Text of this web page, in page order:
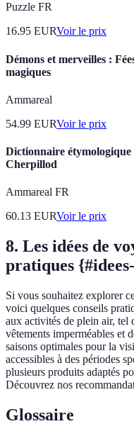
Puzzle FR
16.95 EURVoir le prix
Démons et merveilles :
magiques
Ammareal
54.99 EURVoir le prix
Dictionnaire étymologique
Cherpillod
Ammareal FR
60.13 EURVoir le prix
8. Les idées de
pratiques
Si vous souhaitez explorer
voici quelques conseils
aux activités de plein air, tel
vêtements imperméables et
saisons optimales pour la
accessibles à des périodes
plusieurs produits adaptés
Découvrez nos
Glossaire